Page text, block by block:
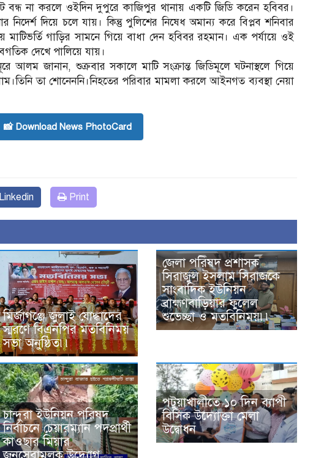
বন্ধ না করলে ওইদিন দুপুরে কাজিপুর থানায় একটি জিডি করেন হবিবর।
নিদের্শ দিয়ে চলে যায়। কিন্তু পুলিশের নিষেধ অমান্য করে বিপ্লব শনিবার
গাড়ির সামনে গিয়ে বাধা দেন হবিবর রহমান। এক পর্যায়ে ওই
দেখে পালিয়ে যায়।
আলম জানান, শুক্রবার সকালে মাটি সংক্রান্ত জিডিমূলে ঘটনাস্থলে গিয়ে
তা শোনেননি।নিহতের পরিবার মামলা করলে আইনগত ব্যবস্থা নেয়া
📸 Download News PhotoCard
Linkedin Print
মির্জাগঞ্জে জুলাই যোদ্ধাদের
স্মরণে বিএনপির মতবিনিময়
সভা অনুষ্ঠিত৷৷
জেলা পরিষদ প্রশাসক
সিরাজুল ইসলাম সিরাজকে
সাংবাদিক ইউনিয়ন
ব্রাহ্মণবাড়িয়ার ফুলেল
শুভেচ্ছা ও মতবিনিময়৷৷
চান্দুরা ইউনিয়ন পরিষদ
নির্বাচনে চেয়ারম্যান পদপ্রার্থী
কাওছার মিয়ার
পটুয়াখালীতে ১০ দিন ব্যাপী
বিসিক উদ্যোক্তা মেলা
উদ্বোধন